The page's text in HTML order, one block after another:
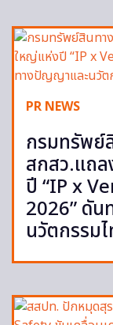
PR NEWS
กรมทรัพ
สกสว.แถ
ปี “IP x
2026” ดั
นวัตกรรม